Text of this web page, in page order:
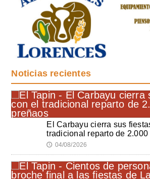
Noticias recientes
El Carbayu cierra sus
tradicional reparto de
🕔 04/08/2026